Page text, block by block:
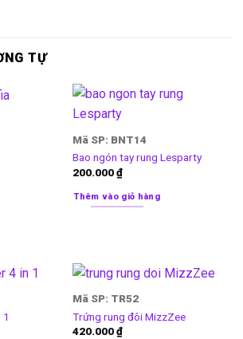
TỰ
Mã SP: BNT14
Bao ngón tay rung Lesparty
200.000₫
Thêm vào giỏ hàng
Mã SP: TR52
Trứng rung đôi MizzZee
420.000₫